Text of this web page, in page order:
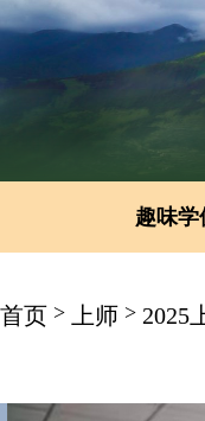
趣味学
首页 > 上师 > 2025